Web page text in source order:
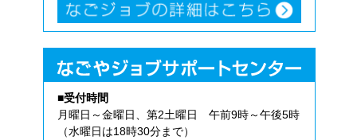
■受付時間
月曜日～金曜日、第2土曜日 午前9時～午後5時
（水曜日は18時30分まで）